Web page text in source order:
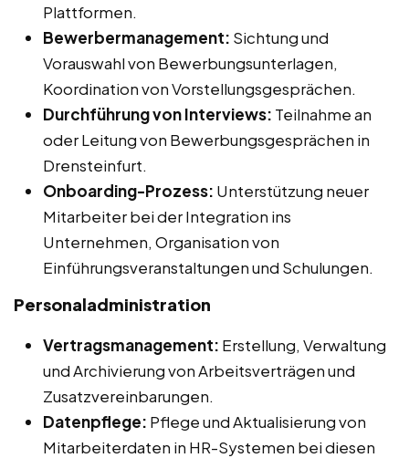
Plattformen.
Bewerbermanagement: Sichtung und
Vorauswahl von Bewerbungsunterlagen,
Koordination von Vorstellungsgesprächen.
Durchführung von Interviews: Teilnahme an
oder Leitung von Bewerbungsgesprächen in
Drensteinfurt.
Onboarding-Prozess: Unterstützung neuer
Mitarbeiter bei der Integration ins
Unternehmen, Organisation von
Einführungsveranstaltungen und Schulungen.
Personaladministration
Vertragsmanagement: Erstellung, Verwaltung
und Archivierung von Arbeitsverträgen und
Zusatzvereinbarungen.
Datenpflege: Pflege und Aktualisierung von
Mitarbeiterdaten in HR-Systemen bei diesen